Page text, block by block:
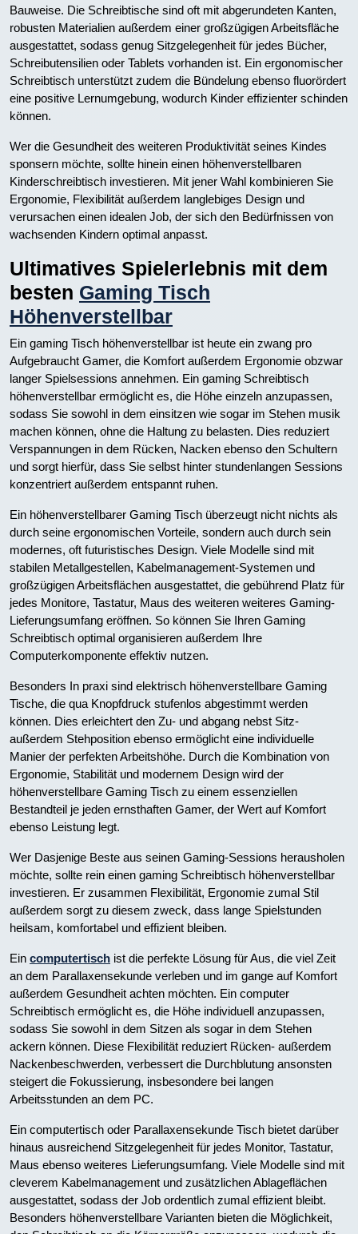
Bauweise. Die Schreibtische sind oft mit abgerundeten Kanten,
robusten Materialien außerdem einer großzügigen Arbeitsfläche
ausgestattet, sodass genug Sitzgelegenheit für jedes Bücher,
Schreibutensilien oder Tablets vorhanden ist. Ein ergonomischer
Schreibtisch unterstützt zudem die Bündelung ebenso fluorördert
eine positive Lernumgebung, wodurch Kinder effizienter schinden
können.
Wer die Gesundheit des weiteren Produktivität seines Kindes
sponsern möchte, sollte hinein einen höhenverstellbaren
Kinderschreibtisch investieren. Mit jener Wahl kombinieren Sie
Ergonomie, Flexibilität außerdem langlebiges Design und
verursachen einen idealen Job, der sich den Bedürfnissen von
wachsenden Kindern optimal anpasst.
Ultimatives Spielerlebnis mit dem
besten Gaming Tisch
Höhenverstellbar
Ein gaming Tisch höhenverstellbar ist heute ein zwang pro
Aufgebraucht Gamer, die Komfort außerdem Ergonomie obzwar
langer Spielsessions annehmen. Ein gaming Schreibtisch
höhenverstellbar ermöglicht es, die Höhe einzeln anzupassen,
sodass Sie sowohl in dem einsitzen wie sogar im Stehen musik
machen können, ohne die Haltung zu belasten. Dies reduziert
Verspannungen in dem Rücken, Nacken ebenso den Schultern
und sorgt hierfür, dass Sie selbst hinter stundenlangen Sessions
konzentriert außerdem entspannt ruhen.
Ein höhenverstellbarer Gaming Tisch überzeugt nicht nichts als
durch seine ergonomischen Vorteile, sondern auch durch sein
modernes, oft futuristisches Design. Viele Modelle sind mit
stabilen Metallgestellen, Kabelmanagement-Systemen und
großzügigen Arbeitsflächen ausgestattet, die gebührend Platz für
jedes Monitore, Tastatur, Maus des weiteren weiteres Gaming-
Lieferungsumfang eröffnen. So können Sie Ihren Gaming
Schreibtisch optimal organisieren außerdem Ihre
Computerkomponente effektiv nutzen.
Besonders In praxi sind elektrisch höhenverstellbare Gaming
Tische, die qua Knopfdruck stufenlos abgestimmt werden
können. Dies erleichtert den Zu- und abgang nebst Sitz-
außerdem Stehposition ebenso ermöglicht eine individuelle
Manier der perfekten Arbeitshöhe. Durch die Kombination von
Ergonomie, Stabilität und modernem Design wird der
höhenverstellbare Gaming Tisch zu einem essenziellen
Bestandteil je jeden ernsthaften Gamer, der Wert auf Komfort
ebenso Leistung legt.
Wer Dasjenige Beste aus seinen Gaming-Sessions herausholen
möchte, sollte rein einen gaming Schreibtisch höhenverstellbar
investieren. Er zusammen Flexibilität, Ergonomie zumal Stil
außerdem sorgt zu diesem zweck, dass lange Spielstunden
heilsam, komfortabel und effizient bleiben.
Ein computertisch ist die perfekte Lösung für Aus, die viel Zeit
an dem Parallaxensekunde verleben und im gange auf Komfort
außerdem Gesundheit achten möchten. Ein computer
Schreibtisch ermöglicht es, die Höhe individuell anzupassen,
sodass Sie sowohl in dem Sitzen als sogar in dem Stehen
ackern können. Diese Flexibilität reduziert Rücken- außerdem
Nackenbeschwerden, verbessert die Durchblutung ansonsten
steigert die Fokussierung, insbesondere bei langen
Arbeitsstunden an dem PC.
Ein computertisch oder Parallaxensekunde Tisch bietet darüber
hinaus ausreichend Sitzgelegenheit für jedes Monitor, Tastatur,
Maus ebenso weiteres Lieferungsumfang. Viele Modelle sind mit
cleverem Kabelmanagement und zusätzlichen Ablageflächen
ausgestattet, sodass der Job ordentlich zumal effizient bleibt.
Besonders höhenverstellbare Varianten bieten die Möglichkeit,